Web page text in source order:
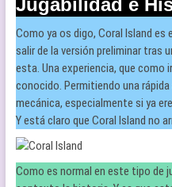
Como ya os digo, Coral Island es
salir de la versión preliminar tras
esta. Una experiencia, que
conocido. Permitiendo una
mecánica, especialmente si ya
Y está claro que Coral Island no
Como es normal en este tipo de